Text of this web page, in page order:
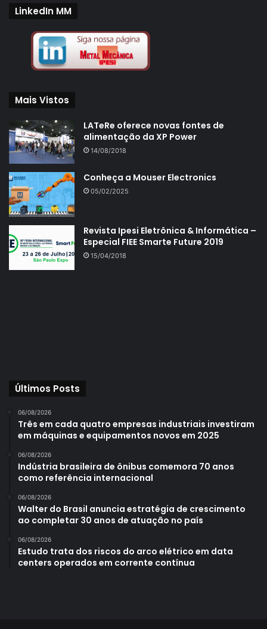
LinkedIn MM
Mais Vistos
LATeRe oferece novas fontes de
alimentação da XP Power
14/08/2018
Conheça a Mouser Electronics
05/02/2025
Revista Ipesi Eletrônica & Informática –
Especial FIEE Smarte Future 2019
15/04/2018
Últimos Posts
06/08/2026
Três em cada quatro empresas industriais investiram
em máquinas e equipamentos novos em 2025
06/08/2026
Indústria brasileira de ônibus comemora 70 anos
como referência internacional
06/08/2026
Walter do Brasil anuncia estratégia de crescimento
ao completar 30 anos de atuação no país
06/08/2026
Estudo trata dos riscos do arco elétrico em data
centers operados em corrente contínua